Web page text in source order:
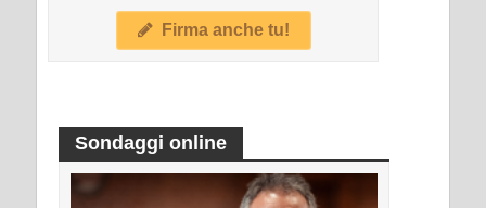
Firma anche tu!
Sondaggi online